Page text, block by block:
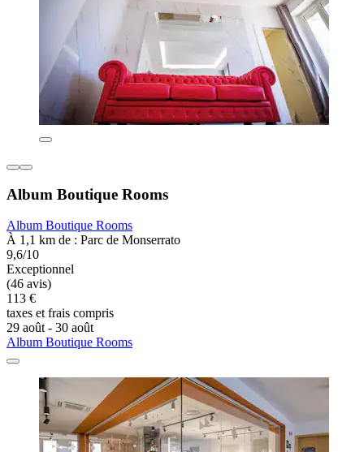
Album Boutique Rooms
Album Boutique Rooms
À 1,1 km de : Parc de Monserrato
9,6/10
Exceptionnel
(46 avis)
113 €
taxes et frais compris
29 août - 30 août
Album Boutique Rooms